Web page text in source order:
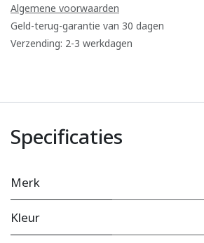
Algemene voorwaarden
Geld-terug-garantie van 30 dagen
Verzending: 2-3 werkdagen
Specificaties
Merk
Kleur